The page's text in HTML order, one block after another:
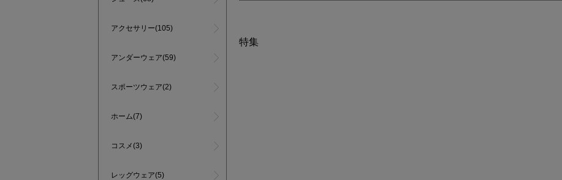
アクセサリー(105)
アンダーウェア(59)
スポーツウェア(2)
ホーム(7)
コスメ(3)
レッグウェア(5)
特集